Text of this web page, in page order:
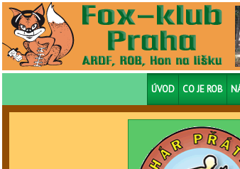
ÚVOD CO JE ROB